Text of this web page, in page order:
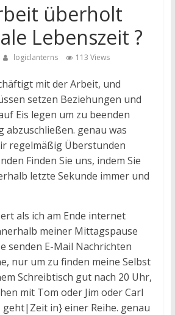
überholt
Lebenszeit ?
logiclanterns 113 Views
mit der Arbeit, und
setzen Beziehungen und
Eis legen um zu beenden
abzuschließen. genau was
regelmäßig Überstunden
Finden Sie uns, indem Sie
letzte Sekunde immer und
als ich am Ende internet
meiner Mittagspause
senden E-Mail Nachrichten
nur um zu finden meine Selbst
Schreibtisch gut nach 20 Uhr,
mit Tom oder Jim oder Carl
in} einer Reihe. genau